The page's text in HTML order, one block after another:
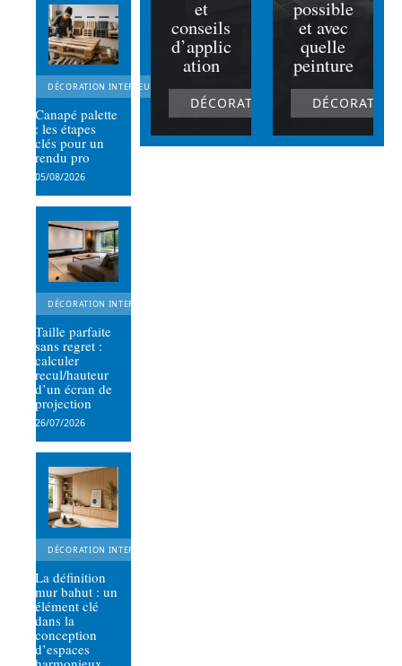
DÉCORATION INTERIEURE
Canapé palette
: les étapes
clés pour un
rendu pro
05/08/2026
DÉCORATION INTERIEURE
Taille parfaite
sans regret :
calculer
recul/hauteur
d’un écran de
projection
26/07/2026
DÉCORATION INTERIEURE
La définition
mur bahut : un
élément clé
dans la
conception
d’espaces
et
conseils
d’applic
ation
DÉCORATION INTERIEURE
possible
et avec
quelle
peinture